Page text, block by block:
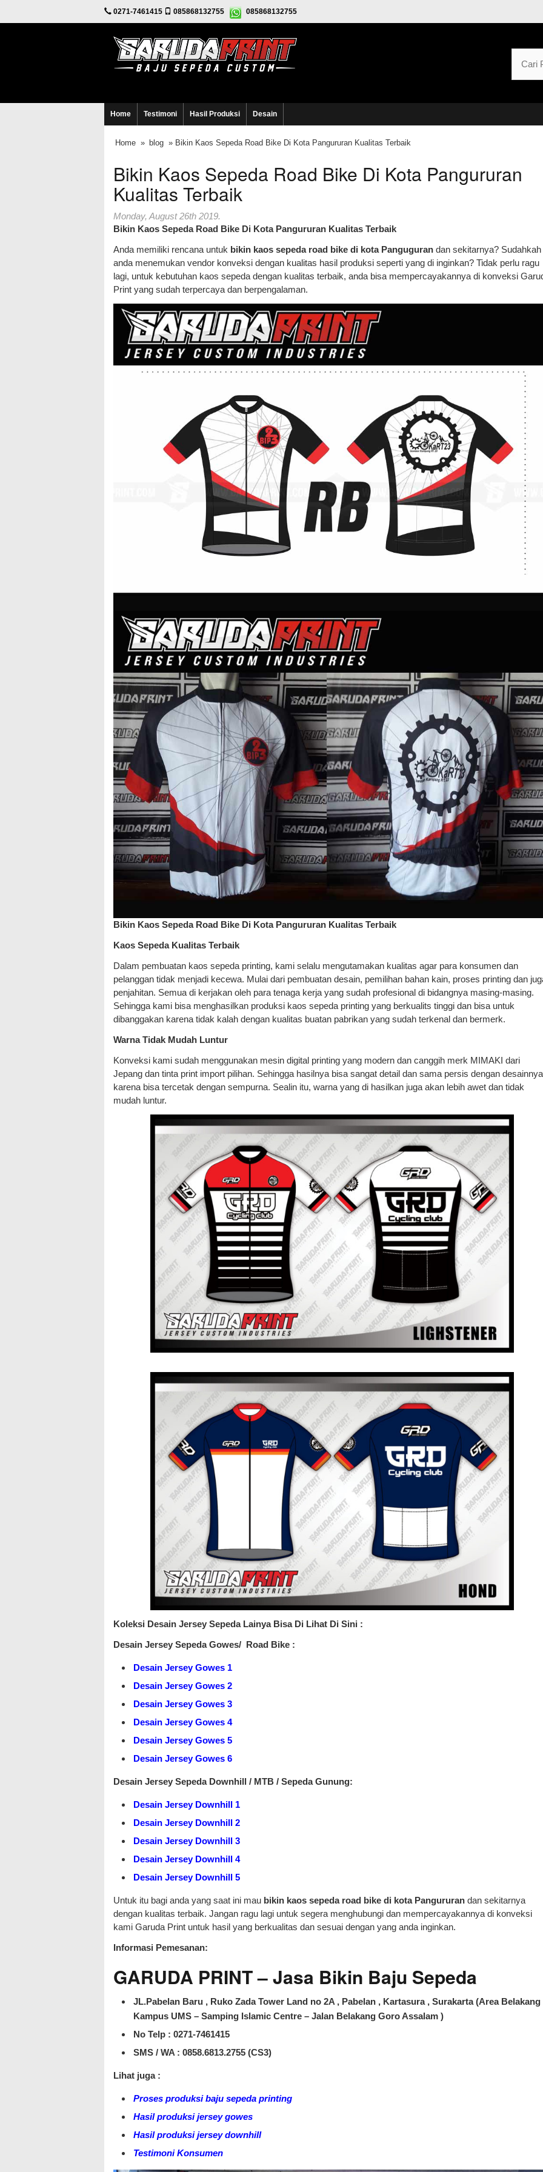
0271-7461415 085868132755 085868132755
Home Testimoni Hasil Produksi Desain
Home » blog » Bikin Kaos Sepeda Road Bike Di Kota Pangururan Kualitas Terbaik
Bikin Kaos Sepeda Road Bike Di Kota Pangururan
Kualitas Terbaik
Monday, August 26th 2019.
Bikin Kaos Sepeda Road Bike Di Kota Pangururan Kualitas Terbaik
Anda memiliki rencana untuk bikin kaos sepeda road bike di kota Panguguran dan sekitarnya? Sudahkah
anda menemukan vendor konveksi dengan kualitas hasil produksi seperti yang di inginkan? Tidak perlu ragu
lagi, untuk kebutuhan kaos sepeda dengan kualitas terbaik, anda bisa mempercayakannya di konveksi
Print yang sudah terpercaya dan berpengalaman.
Bikin Kaos Sepeda Road Bike Di Kota Pangururan Kualitas Terbaik
Kaos Sepeda Kualitas Terbaik
Dalam pembuatan kaos sepeda printing, kami selalu mengutamakan kualitas agar para konsumen dan
pelanggan tidak menjadi kecewa. Mulai dari pembuatan desain, pemilihan bahan kain, proses printing dan
penjahitan. Semua di kerjakan oleh para tenaga kerja yang sudah profesional di bidangnya masing-masing.
Sehingga kami bisa menghasilkan produksi kaos sepeda printing yang berkualits tinggi dan bisa untuk
dibanggakan karena tidak kalah dengan kualitas buatan pabrikan yang sudah terkenal dan bermerk.
Warna Tidak Mudah Luntur
Konveksi kami sudah menggunakan mesin digital printing yang modern dan canggih merk MIMAKI dari
Jepang dan tinta print import pilihan. Sehingga hasilnya bisa sangat detail dan sama persis dengan desainnya
karena bisa tercetak dengan sempurna. Sealin itu, warna yang di hasilkan juga akan lebih awet dan tidak
mudah luntur.
Koleksi Desain Jersey Sepeda Lainya Bisa Di Lihat Di Sini :
Desain Jersey Sepeda Gowes/ Road Bike :
Desain Jersey Gowes 1
Desain Jersey Gowes 2
Desain Jersey Gowes 3
Desain Jersey Gowes 4
Desain Jersey Gowes 5
Desain Jersey Gowes 6
Desain Jersey Sepeda Downhill / MTB / Sepeda Gunung:
Desain Jersey Downhill 1
Desain Jersey Downhill 2
Desain Jersey Downhill 3
Desain Jersey Downhill 4
Desain Jersey Downhill 5
Untuk itu bagi anda yang saat ini mau bikin kaos sepeda road bike di kota Pangururan dan sekitarnya
dengan kualitas terbaik. Jangan ragu lagi untuk segera menghubungi dan mempercayakannya di konveksi
kami Garuda Print untuk hasil yang berkualitas dan sesuai dengan yang anda inginkan.
Informasi Pemesanan:
GARUDA PRINT – Jasa Bikin Baju Sepeda
JL.Pabelan Baru , Ruko Zada Tower Land no 2A , Pabelan , Kartasura , Surakarta (Area Belakang
Kampus UMS – Samping Islamic Centre – Jalan Belakang Goro Assalam )
No Telp : 0271-7461415
SMS / WA : 0858.6813.2755 (CS3)
Lihat juga :
Proses produksi baju sepeda printing
Hasil produksi jersey gowes
Hasil produksi jersey downhill
Testimoni Konsumen